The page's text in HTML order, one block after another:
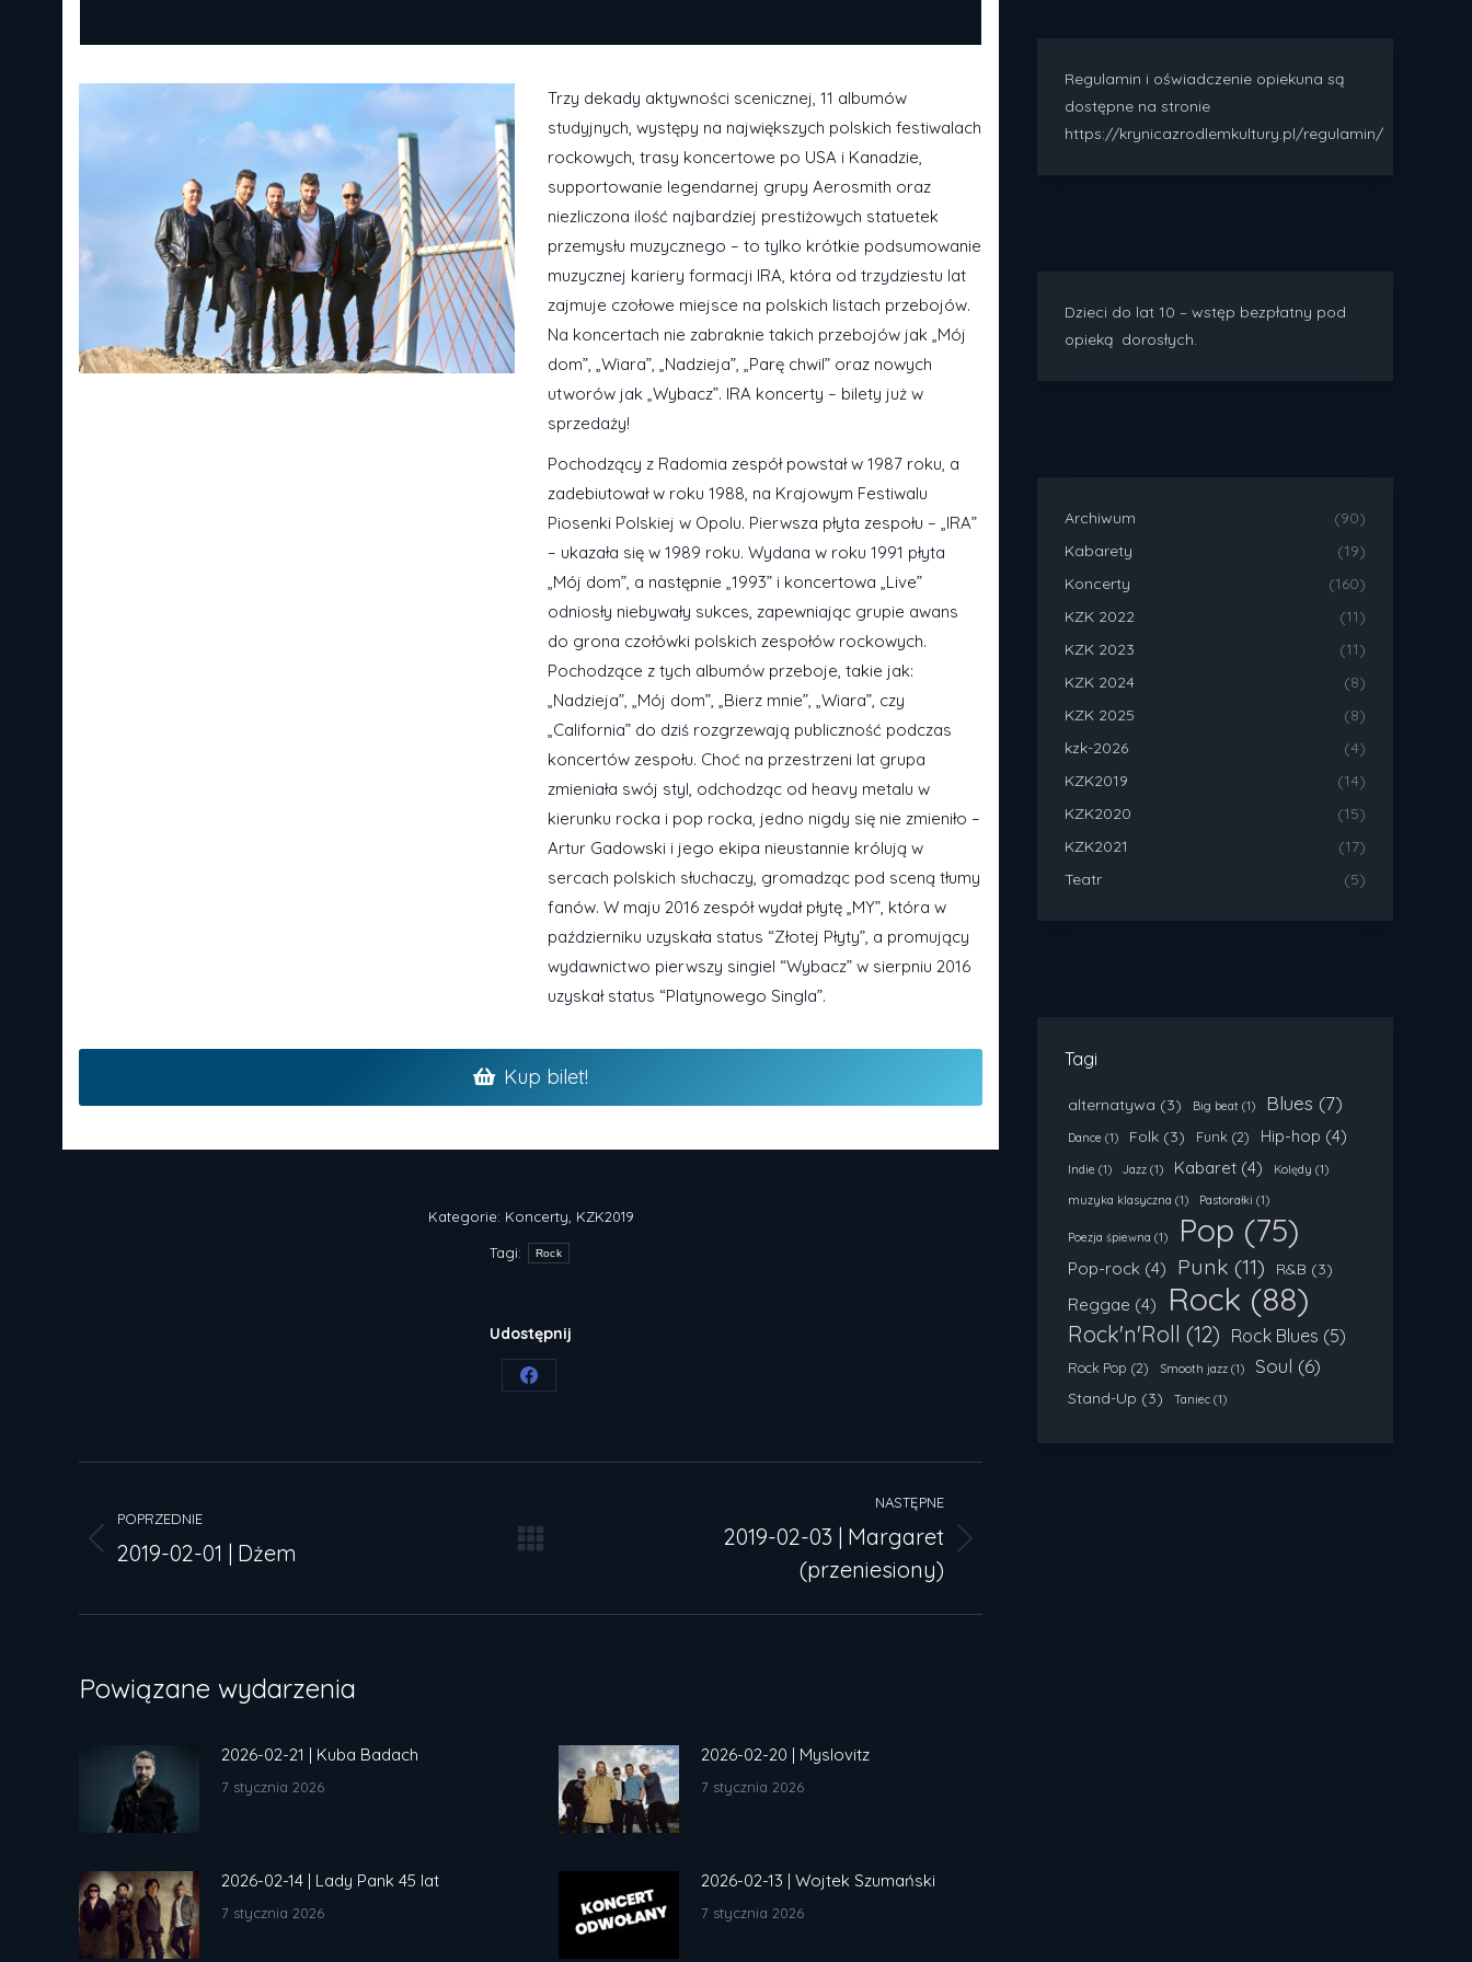
Trzy dekady aktywności scenicznej, 11 albumów
studyjnych, występy na największych polskich festiwalach
rockowych, trasy koncertowe po USA i Kanadzie,
supportowanie legendarnej grupy Aerosmith oraz
niezliczona ilość najbardziej prestiżowych statuetek
przemysłu muzycznego – to tylko krótkie podsumowanie
muzycznej kariery formacji IRA, która od trzydziestu lat
zajmuje czołowe miejsce na polskich listach przebojów.
Na koncertach nie zabraknie takich przebojów jak „Mój
dom”, „Wiara”, „Nadzieja”, „Parę chwil” oraz nowych
utworów jak „Wybacz”. IRA koncerty – bilety już w
sprzedaży!
Pochodzący z Radomia zespół powstał w 1987 roku, a
zadebiutował w roku 1988, na Krajowym Festiwalu
Piosenki Polskiej w Opolu. Pierwsza płyta zespołu – „IRA”
– ukazała się w 1989 roku. Wydana w roku 1991 płyta
„Mój dom”, a następnie „1993” i koncertowa „Live”
odniosły niebywały sukces, zapewniając grupie awans
do grona czołówki polskich zespołów rockowych.
Pochodzące z tych albumów przeboje, takie jak:
„Nadzieja”, „Mój dom”, „Bierz mnie”, „Wiara”, czy
„California” do dziś rozgrzewają publiczność podczas
koncertów zespołu. Choć na przestrzeni lat grupa
zmieniała swój styl, odchodząc od heavy metalu w
kierunku rocka i pop rocka, jedno nigdy się nie zmieniło –
Artur Gadowski i jego ekipa nieustannie królują w
sercach polskich słuchaczy, gromadząc pod sceną tłumy
fanów. W maju 2016 zespół wydał płytę „MY”, która w
październiku uzyskała status “Złotej Płyty”, a promujący
wydawnictwo pierwszy singiel “Wybacz” w sierpniu 2016
uzyskał status “Platynowego Singla”.
Kup bilet!
Kategorie: Koncerty KZK2019
Tagi: Rock
Udostępnij
Share
Facebook
wpisów
POPRZEDNIE
Poprzedni
2019-02-01 | Dżem
NASTĘPNE
2019-02-03 | Margaret
(przeniesiony)
Powiązane wydarzenia
2026-02-21 | Kuba Badach
7 stycznia 2026
2026-02-20 | Myslovitz
7 stycznia 2026
2026-02-14 | Lady Pank 45 lat
7 stycznia 2026
2026-02-13 | Wojtek Szumański
7 stycznia 2026
Regulamin i oświadczenie opiekuna są
dostępne na stronie
https://krynicazrodlemkultury.pl/regulamin/
Dzieci do lat 10 – wstęp bezpłatny pod
opieką dorosłych.
Archiwum
(90)
Kabarety
(19)
Koncerty
(160)
KZK 2022
(11)
KZK 2023
(11)
KZK 2024
(8)
KZK 2025
(8)
kzk-2026
(4)
KZK2019
(14)
KZK2020
(15)
KZK2021
(17)
Teatr
(5)
Tagi
alternatywa (3) Big beat (1) Blues (7)
Dance (1) Folk (3) Funk (2) Hip-hop (4)
Indie (1) Jazz (1) Kabaret (4) Kolędy (1)
muzyka klasyczna (1) Pastorałki (1)
Poezja śpiewna (1) Pop (75)
Pop-rock (4) Punk (11) R&B (3)
Reggae (4) Rock (88)
Rock'n'Roll (12) Rock Blues (5)
Rock Pop (2) Smooth jazz (1) Soul (6)
Stand-Up (3) Taniec (1)